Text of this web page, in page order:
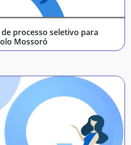
processo seletivo para
Mossoró